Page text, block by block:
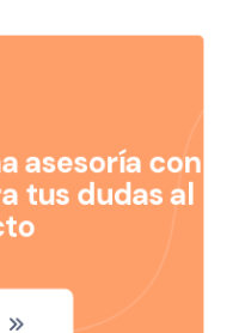
asesoría con
tus dudas al